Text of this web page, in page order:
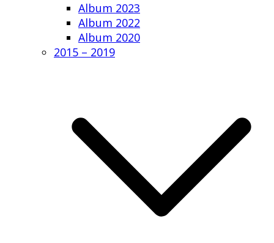
Album 2023
Album 2022
Album 2020
2015 – 2019